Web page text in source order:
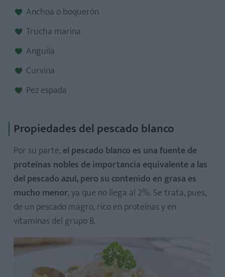
Anchoa o boquerón
Trucha marina
Anguila
Curvina
Pez espada
Propiedades del pescado blanco
Por su parte,el pescado blanco es una fuente de
proteínas nobles de importancia equivalente a las
del pescado azul, pero su contenido en grasa es
mucho menor, ya que no llega al 2%. Se trata, pues,
de un pescado magro, rico en proteínas y en
vitaminas del grupo B.